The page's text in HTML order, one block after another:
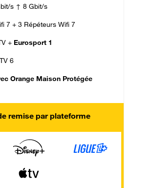
s ↑ 8 Gbit/s
7 + 3 Répéteurs Wifi 7
+ Eurosport 1
6
Orange Maison Protégée
remise par plateforme